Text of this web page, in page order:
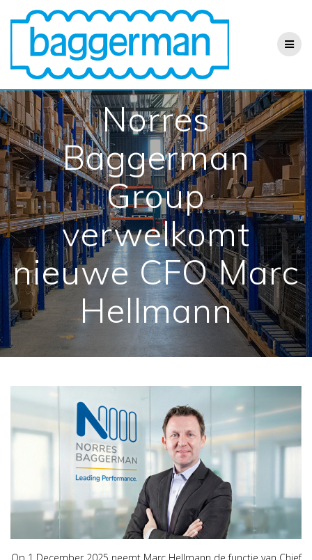
Ga
naar
de
inhoud
Norres
Baggerman
Group
verwelkomt
nieuwe CFO Marc
Hellmann
Op 1 December 2025 neemt Marc Hellmann de functie van Chief